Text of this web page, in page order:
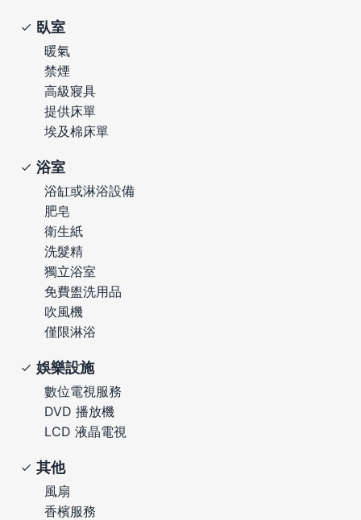
臥室
暖氣
禁煙
高級寢具
提供床單
埃及棉床單
浴室
浴缸或淋浴設備
肥皂
衛生紙
洗髮精
獨立浴室
免費盥洗用品
吹風機
僅限淋浴
娛樂設施
數位電視服務
DVD 播放機
LCD 液晶電視
其他
風扇
香檳服務